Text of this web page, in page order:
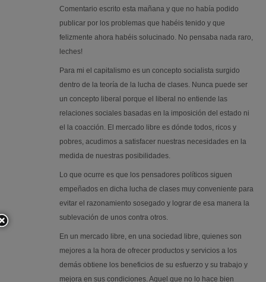
Comentario escrito esta mañana y que no había podido
publicar por los problemas que habéis tenido y que
felizmente ahora habéis solucinado. No pensaba nada raro,
leches!
Para mi el capitalismo es un concepto socialista surgido
dentro de la teoría de la lucha de clases. Nunca puede ser
un concepto liberal porque el liberal no entiende las
relaciones sociales basadas en la imposición del estado ni
el la coacción. El mercado libre es dónde todos, ricos y
pobres, acudimos a satisfacer nuestras necesidades en la
medida de nuestras posibilidades.
Lo que ocurre es que los pensadores políticos siguen
empeñados en dicha lucha de clases muy conveniente para
evitar el razonamiento sosegado y lograr de esa manera la
sublevación de unos contra otros.
En un mercado libre, en una sociedad libre, quienes son
mejores a la hora de ofrecer productos y servicios a los
demás obtiene los beneficios de su esfuerzo y su trabajo y
mejora en sus condiciones. Aquel que no lo hace bien